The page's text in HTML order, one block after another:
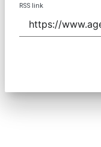
RSS link